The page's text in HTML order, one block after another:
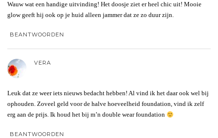
Wauw wat een handige uitvinding! Het doosje ziet er heel chic uit! Mooie
glow geeft hij ook op je huid alleen jammer dat ze zo duur zijn.
BEANTWOORDEN
VERA
Leuk dat ze weer iets nieuws bedacht hebben! Al vind ik het daar ook wel bij
ophouden. Zoveel geld voor de halve hoeveelheid foundation, vind ik zelf
erg aan de prijs. Ik houd het bij m’n double wear foundation
BEANTWOORDEN